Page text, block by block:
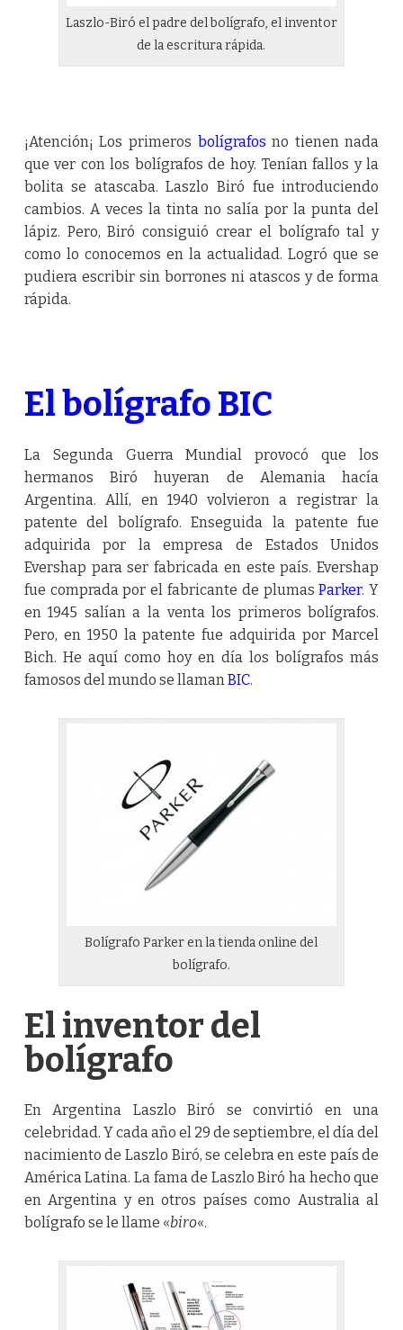
Laszlo-Biró el padre del bolígrafo, el inventor
de la escritura rápida.
¡Atención¡ Los primeros bolígrafos no tienen nada
que ver con los bolígrafos de hoy. Tenían fallos y la
bolita se atascaba. Laszlo Biró fue introduciendo
cambios. A veces la tinta no salía por la punta del
lápiz. Pero, Biró consiguió crear el bolígrafo tal y
como lo conocemos en la actualidad. Logró que se
pudiera escribir sin borrones ni atascos y de forma
rápida.
El bolígrafo BIC
La Segunda Guerra Mundial provocó que los
hermanos Biró huyeran de Alemania hacía
Argentina. Allí, en 1940 volvieron a registrar la
patente del bolígrafo. Enseguida la patente fue
adquirida por la empresa de Estados Unidos
Evershap para ser fabricada en este país. Evershap
fue comprada por el fabricante de plumasParker. Y
en 1945 salían a la venta los primeros bolígrafos.
Pero, en 1950 la patente fue adquirida por Marcel
Bich. He aquí como hoy en día los bolígrafos más
famosos del mundo se llamanBIC.
Bolígrafo Parker en la tienda online del
bolígrafo.
El inventor del
bolígrafo
En Argentina Laszlo Biró se convirtió en una
celebridad. Y cada año el 29 de septiembre, el día del
nacimiento de Laszlo Biró, se celebra en este país de
América Latina. La fama de Laszlo Biró ha hecho que
en Argentina y en otros países como Australia al
bolígrafo se le llame «biro«.